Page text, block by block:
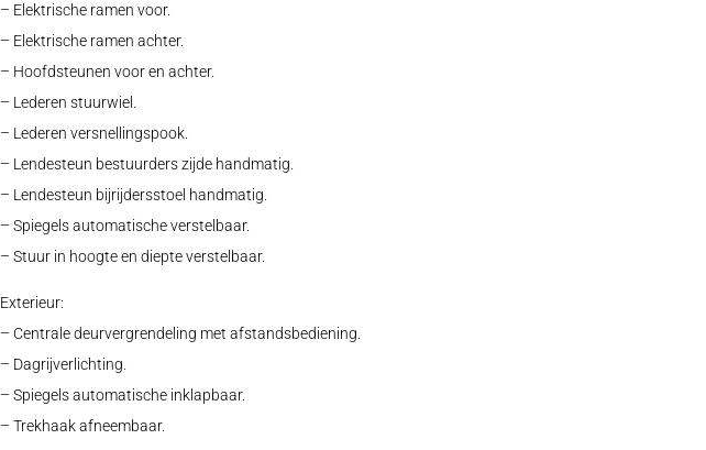
– Elektrische ramen voor.
– Elektrische ramen achter.
– Hoofdsteunen voor en achter.
– Lederen stuurwiel.
– Lederen versnellingspook.
– Lendesteun bestuurders zijde handmatig.
– Lendesteun bijrijdersstoel handmatig.
– Spiegels automatische verstelbaar.
– Stuur in hoogte en diepte verstelbaar.
Exterieur:
– Centrale deurvergrendeling met afstandsbediening.
– Dagrijverlichting.
– Spiegels automatische inklapbaar.
– Trekhaak afneembaar.